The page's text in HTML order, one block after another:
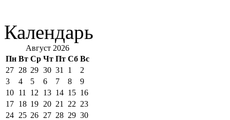
Календарь
Август 2026
Пн Вт Ср Чт Пт Сб Вс
27 28 29 30 31 1
2
3
4 5 6 7 8
9
10 11 12 13 14 15 16
17 18 19 20 21 22 23
24 25 26 27 28 29 30